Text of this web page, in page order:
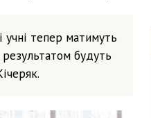
учні тепер матимуть
будуть